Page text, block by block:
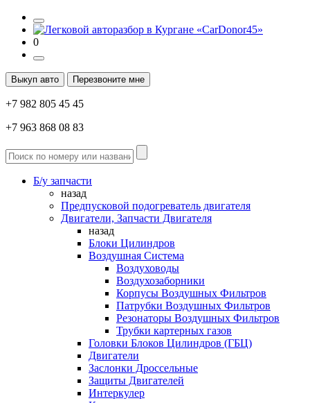
0
Выкуп авто Перезвоните мне
+7 982 805 45 45
+7 963 868 08 83
Б/у запчасти
назад
Предпусковой подогреватель двигателя
Двигатели, Запчасти Двигателя
назад
Блоки Цилиндров
Воздушная Система
Воздуховоды
Воздухозаборники
Корпусы Воздушных Фильтров
Патрубки Воздушных Фильтров
Резонаторы Воздушных Фильтров
Трубки картерных газов
Головки Блоков Цилиндров (ГБЦ)
Двигатели
Заслонки Дроссельные
Защиты Двигателей
Интеркулер